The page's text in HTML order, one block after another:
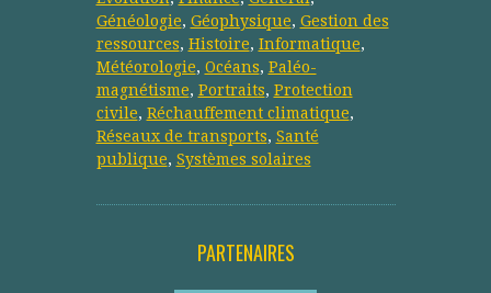
Généologie, Géophysique, Gestion des
ressources, Histoire, Informatique,
Météorologie, Océans, Paléo-
magnétisme, Portraits, Protection
civile, Réchauffement climatique,
Réseaux de transports, Santé
publique, Systèmes solaires
PARTENAIRES